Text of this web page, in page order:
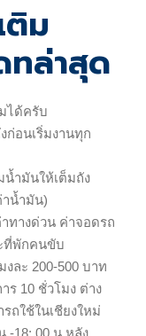
ติม
ทล่าสุด
ได้ครับ
ก่อนเริ่มงานทุก
น้ำมันให้เต็มถัง
น้ำมัน)
ทางด่วน ค่าจอดรถ
ที่พักคนขับ
งละ 200-500 บาท
ร 10 ชั่วโมง ต่าง
รถใช้ในเชียงใหม่
-18: 00 น หลัง